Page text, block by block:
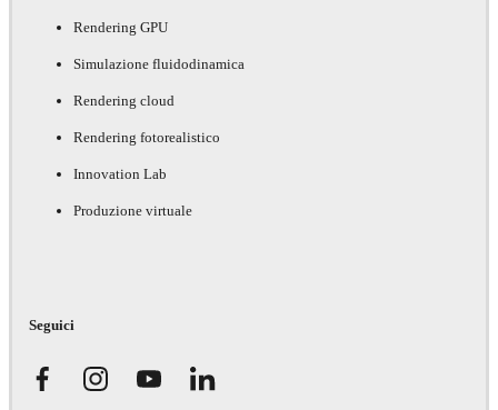
Rendering GPU
Simulazione fluidodinamica
Rendering cloud
Rendering fotorealistico
Innovation Lab
Produzione virtuale
Seguici